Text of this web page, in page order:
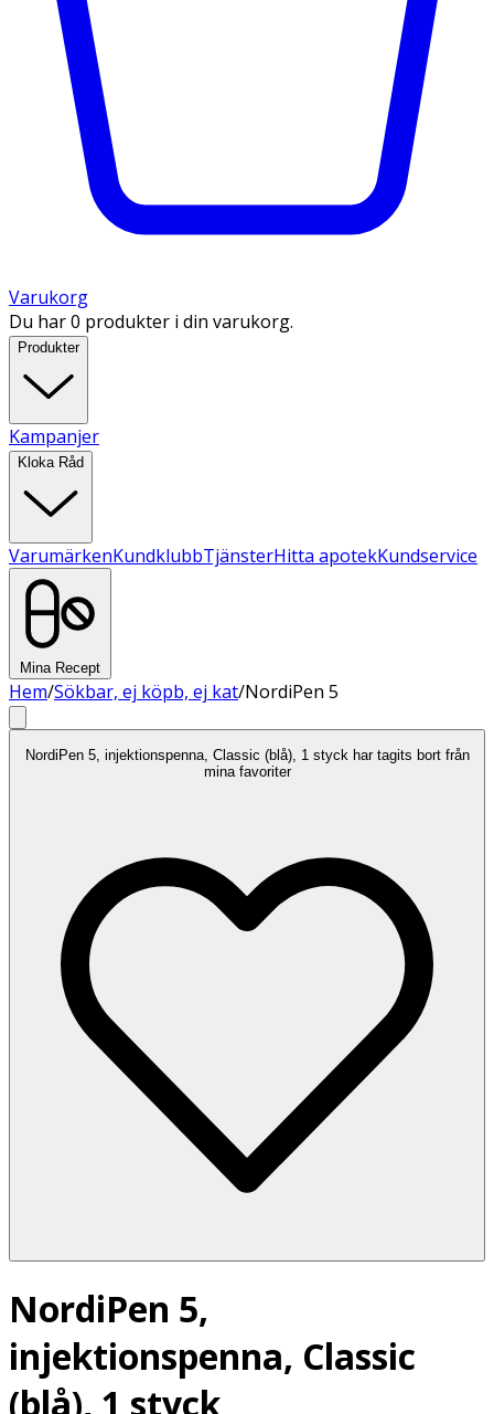
Varukorg
Du har 0 produkter i din varukorg.
Produkter
Kampanjer
Kloka Råd
VarumärkenKundklubbTjänsterHitta apotekKundservice
Mina Recept
Hem/Sökbar, ej köpb, ej kat/NordiPen 5
NordiPen 5, injektionspenna, Classic (blå), 1 styck har tagits bort från
mina favoriter
NordiPen 5,
injektionspenna, Classic
(blå), 1 styck